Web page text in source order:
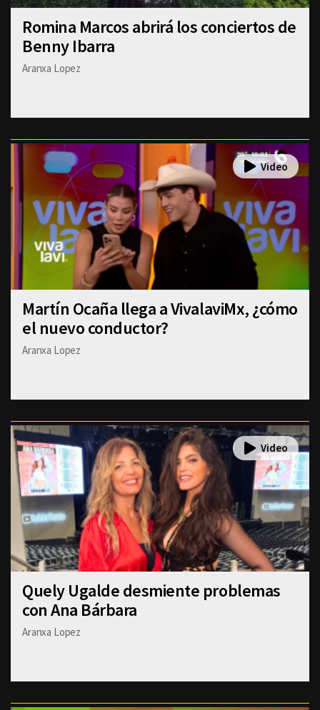
Romina Marcos abrirá los conciertos de
Benny Ibarra
Aranxa Lopez
Martín Ocaña llega a VivalaviMx, ¿cómo
el nuevo conductor?
Aranxa Lopez
Quely Ugalde desmiente problemas
con Ana Bárbara
Aranxa Lopez